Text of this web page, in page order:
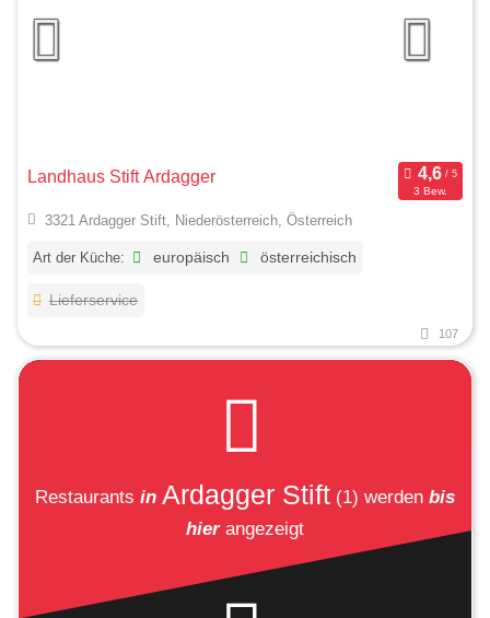
Landhaus Stift Ardagger
3 Bew.
3321 Ardagger Stift, Niederösterreich, Österreich
Art der Küche: europäisch österreichisch
Lieferservice
107
Restaurants in Ardagger Stift (1) werden bis
hierangezeigt